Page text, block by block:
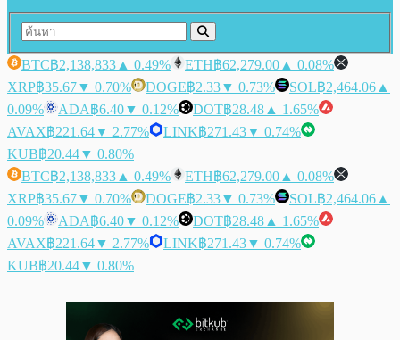
BTC฿2,138,833 ▲ 0.49% ETH฿62,279.00 ▲ 0.08%
XRP฿35.67▼ 0.70% DOGE฿2.33▼ 0.73% SOL฿2,464.06 ▲
0.09%
ADA฿6.40▼ 0.12% DOT฿28.48 ▲ 1.65%
AVAX฿221.64▼ 2.77% LINK฿271.43▼ 0.74%
KUB฿20.44▼ 0.80%
BTC฿2,138,833 ▲ 0.49% ETH฿62,279.00 ▲ 0.08%
XRP฿35.67▼ 0.70% DOGE฿2.33▼ 0.73% SOL฿2,464.06 ▲
0.09%
ADA฿6.40▼ 0.12% DOT฿28.48 ▲ 1.65%
AVAX฿221.64▼ 2.77% LINK฿271.43▼ 0.74%
KUB฿20.44▼ 0.80%